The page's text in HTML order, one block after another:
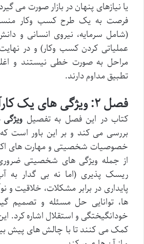
یا نیازهای پنهان در بازار صورت می
فرصت به یک طرح کسب وکار
(شامل سرمایه، نیروی انسانی و
عملیاتی کردن کسب وکار) و در
مراحل به صورت خطی نیستند و
تطبیق مداوم دارند.
فصل ۲: ویژگی های یک کارآفرین واقعی
کتاب در این فصل به تفصیل ویژگی
بررسی می کند و بر این باور است که
خصوصیات شخصیتی و مهارت های
از جمله ویژگی های شخصیتی
ریسک پذیری (اما نه بی گدار به
پایداری در برابر مشکلات، خلاقیت و
ها، توانایی حل مسئله و تصمیم
خودانگیختگی و استقلال اشاره کرد.
کمک می کنند تا با چالش های پیش